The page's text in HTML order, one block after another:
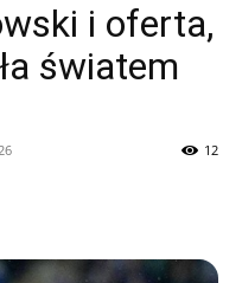
i oferta,
światem
12